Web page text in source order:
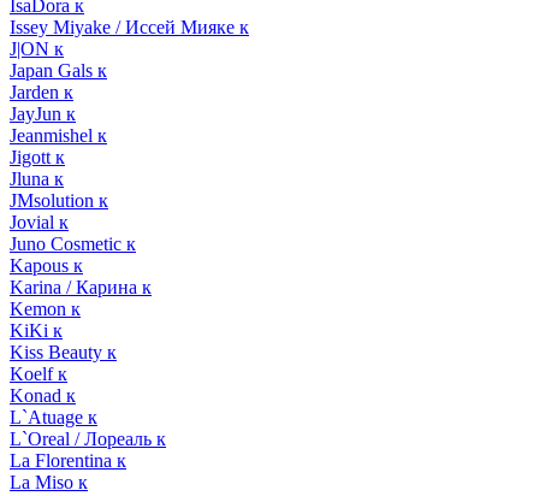
IsaDora к
Issey Miyake / Иссей Мияке к
J|ON к
Japan Gals к
Jarden к
JayJun к
Jeanmishel к
Jigott к
Jluna к
JMsolution к
Jovial к
Juno Cosmetic к
Kapous к
Karina / Карина к
Kemon к
KiKi к
Kiss Beauty к
Koelf к
Konad к
L`Atuage к
L`Oreal / Лореаль к
La Florentina к
La Miso к